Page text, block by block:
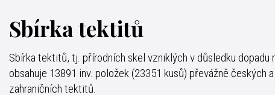
Sbírka tektitů
Sbírka tektitů, tj. přírodních skel vzniklých v důsledku
obsahuje 13891 inv. položek (23351 kusů) převážně českých
zahraničních tektitů.